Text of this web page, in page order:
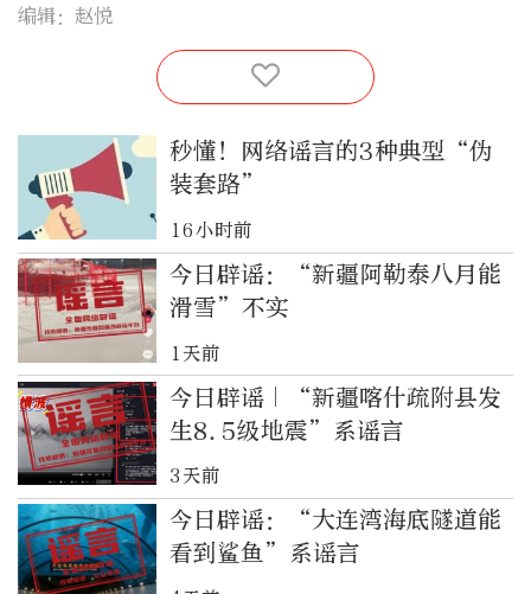
编辑：赵悦
秒懂！网络谣言的3种典型“伪
装套路”
16小时前
今日辟谣：“新疆阿勒泰八月能
滑雪”不实
1天前
今日辟谣｜“新疆喀什疏附县发
生8.5级地震”系谣言
3天前
今日辟谣：“大连湾海底隧道能
看到鲨鱼”系谣言